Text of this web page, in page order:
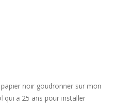
noir goudronner sur mon
qui a 25 ans pour installer